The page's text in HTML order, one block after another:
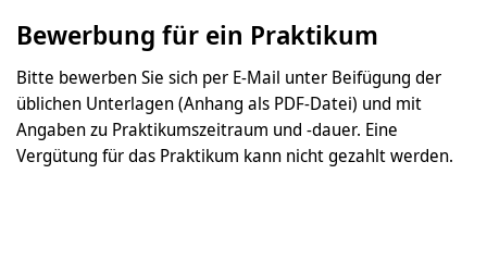
Bewerbung für ein Praktikum
Bitte bewerben Sie sich per E-Mail unter Beifügung der
üblichen Unterlagen (Anhang als PDF-Datei) und mit
Angaben zu Praktikumszeitraum und -dauer. Eine
Vergütung für das Praktikum kann nicht gezahlt werden.